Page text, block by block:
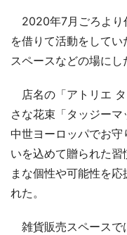
2020年7月ごろより
を借りて活動をして
スペースなどの場にし
店名の「アトリエ
さな花束「タッジーマ
中世ヨーロッパでお
いを込めて贈られた
まな個性や可能性を
れた。
雑貨販売スペースで